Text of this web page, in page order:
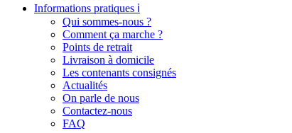
Informations pratiques ℹ️
Qui sommes-nous ?
Comment ça marche ?
Points de retrait
Livraison à domicile
Les contenants consignés
Actualités
On parle de nous
Contactez-nous
FAQ